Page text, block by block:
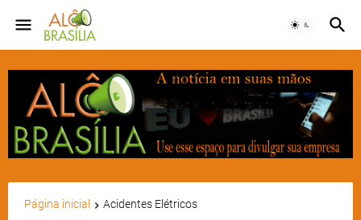
Página inicial Acidentes Elétricos